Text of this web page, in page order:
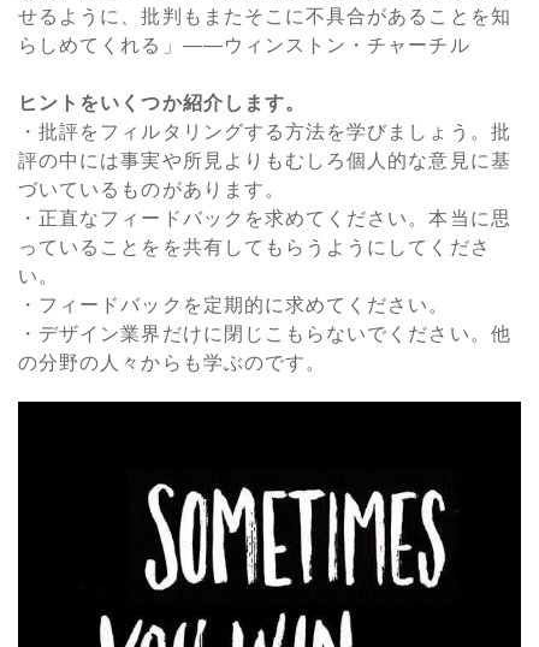
せるように、批判もまたそこに不具合があることを知
らしめてくれる」――ウィンストン・チャーチル
ヒントをいくつか紹介します。
・批評をフィルタリングする方法を学びましょう。批
評の中には事実や所見よりもむしろ個人的な意見に基
づいているものがあります。
・正直なフィードバックを求めてください。本当に思
っていることをを共有してもらうようにしてくださ
い。
・フィードバックを定期的に求めてください。
・デザイン業界だけに閉じこもらないでください。他
の分野の人々からも学ぶのです。